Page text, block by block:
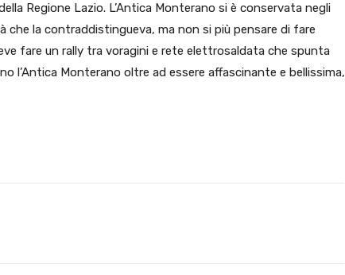
Regione Lazio. L’Antica Monterano si è conservata negli
che la contraddistingueva, ma non si più pensare di fare
fare un rally tra voragini e rete elettrosaldata che spunta
l’Antica Monterano oltre ad essere affascinante e bellissima,